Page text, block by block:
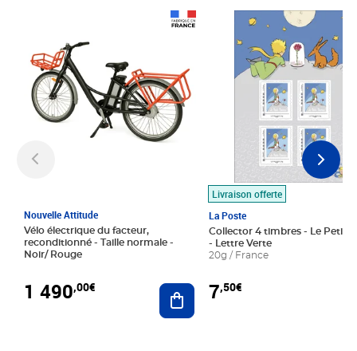
Nouvelle Attitude
Vélo électrique du facteur,
reconditionné - Taille normale -
Noir/ Rouge
1 490,00€ Ajouter au panier
Livraison offerte
La Poste
Collector 4 timbres - Le Petit
- Lettre Verte
20g / France
7,50€
Prix 7,50€